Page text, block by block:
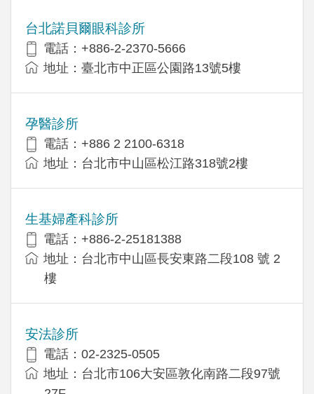
台北諾貝爾眼科診所
電話：+886-2-2370-5666
地址：臺北市中正區公園路13號5樓
孕醫診所
電話：+886 2 2100-6318
地址：台北市中山區松江路318號2樓
生基婦產科診所
電話：+886-2-25181388
地址：台北市中山區長安東路二段108 號 2
樓
安法診所
電話：02-2325-0505
地址：台北市106大安區敦化南路二段97號